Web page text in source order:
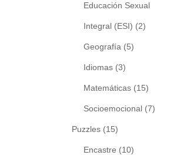
Educación Sexual
Integral (ESI) (2)
Geografía (5)
Idiomas (3)
Matemáticas (15)
Socioemocional (7)
Puzzles (15)
Encastre (10)